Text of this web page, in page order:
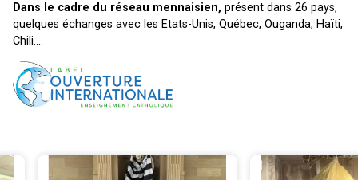
Dans le cadre du réseau mennaisien, présent dans 26 pays,
quelques échanges avec les Etats-Unis, Québec, Ouganda, Haïti,
Chili….